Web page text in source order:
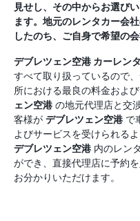
見せし、その中からお選び
ます。地元のレンタカー会
したのち、ご自身で希望の
デブレツェン空港 カーレン
すべて取り扱っているので、
所における最良の料金およ
ェン空港 の地元代理店と交
客様が デブレツェン空港 で
よびサービスを受けられる
デブレツェン空港 内のレン
ができ、直接代理店に予約
お分かりいただけます。